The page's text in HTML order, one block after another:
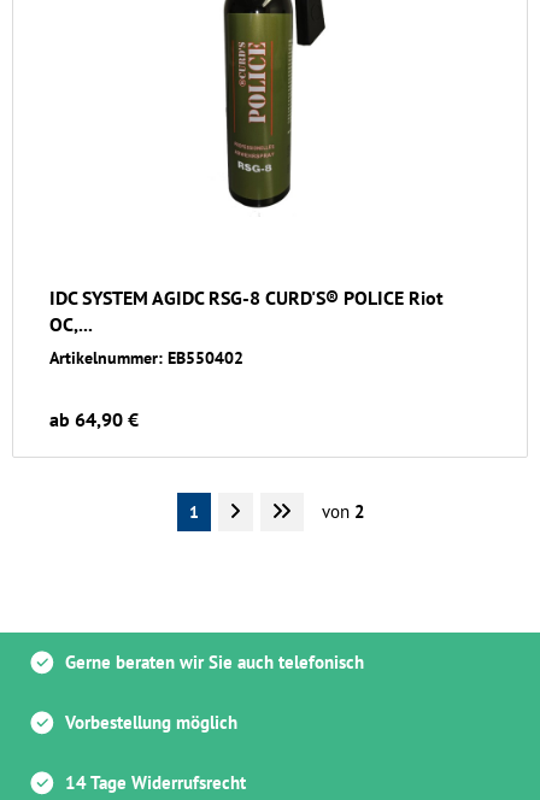
IDC SYSTEM AGIDC RSG-8 CURD'S® POLICE Riot
OC,...
Artikelnummer: EB550402
ab 64,90 €
1 von 2
Gerne beraten wir Sie auch telefonisch
Vorbestellung möglich
14 Tage Widerrufsrecht